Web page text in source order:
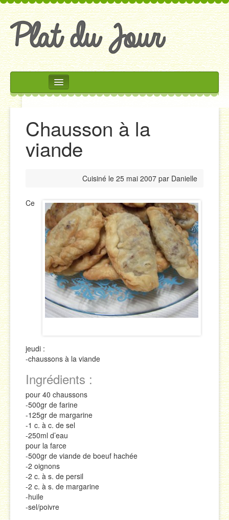
Rechercher
Accueil
Accompagnements
Plats
Salades
Sauces
Soupes & Potages
Trucs & Astuces
Chausson à la
viande
Cuisiné le 25 mai 2007 par Danielle
Ce
jeudi :
-chaussons à la viande
Ingrédients :
pour 40 chaussons
-500gr de farine
-125gr de margarine
-1 c. à c. de sel
-250ml d’eau
pour la farce
-500gr de viande de boeuf hachée
-2 oignons
-2 c. à s. de persil
-2 c. à s. de margarine
-huile
-sel/poivre